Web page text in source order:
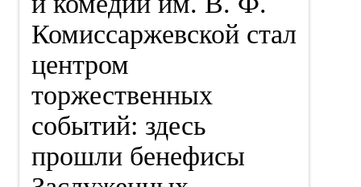
Комиссаржевской стал
центром
торжественных
событий: здесь
прошли бенефисы